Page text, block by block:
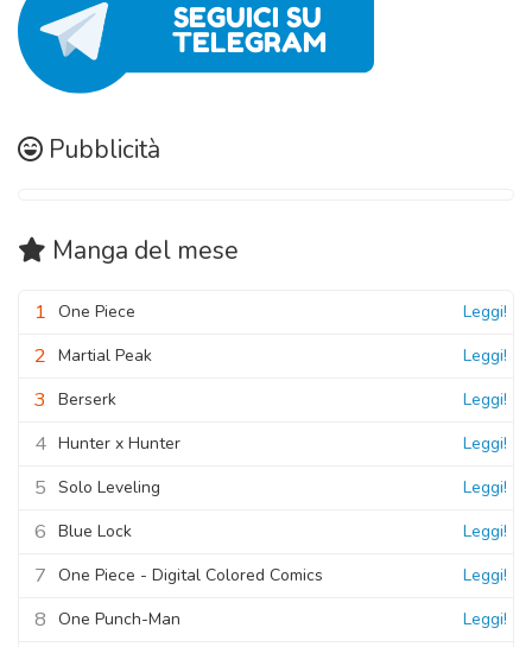
Pubblicità
Manga del mese
1 One Piece Leggi!
2 Martial Peak Leggi!
3 Berserk Leggi!
4 Hunter x Hunter Leggi!
5 Solo Leveling Leggi!
6 Blue Lock Leggi!
7 One Piece - Digital Colored Comics Leggi!
8 One Punch-Man Leggi!